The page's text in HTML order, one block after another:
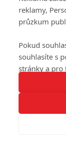
Tato stránka
reklamy,
průzkum
Pokud
souhlasíte s
stránky a pro
odmítnout,
nebudou k
Vaše volby
tuto
souhlasu